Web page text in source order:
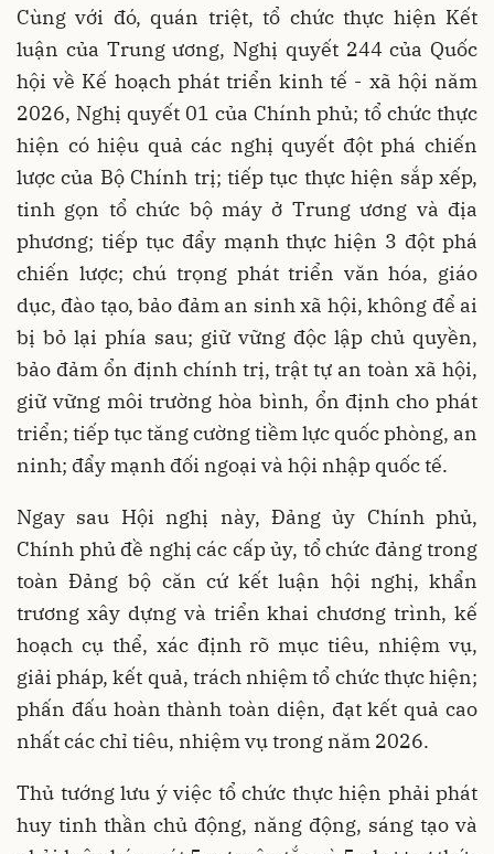
Cùng với đó, quán triệt, tổ chức thực hiện Kết
luận của Trung ương, Nghị quyết 244 của Quốc
hội về Kế hoạch phát triển kinh tế - xã hội năm
2026, Nghị quyết 01 của Chính phủ; tổ chức thực
hiện có hiệu quả các nghị quyết đột phá chiến
lược của Bộ Chính trị; tiếp tục thực hiện sắp xếp,
tinh gọn tổ chức bộ máy ở Trung ương và địa
phương; tiếp tục đẩy mạnh thực hiện 3 đột phá
chiến lược; chú trọng phát triển văn hóa, giáo
dục, đào tạo, bảo đảm an sinh xã hội, không để ai
bị bỏ lại phía sau; giữ vững độc lập chủ quyền,
bảo đảm ổn định chính trị, trật tự an toàn xã hội,
giữ vững môi trường hòa bình, ổn định cho phát
triển; tiếp tục tăng cường tiềm lực quốc phòng, an
ninh; đẩy mạnh đối ngoại và hội nhập quốc tế.
Ngay sau Hội nghị này, Đảng ủy Chính phủ,
Chính phủ đề nghị các cấp ủy, tổ chức đảng trong
toàn Đảng bộ căn cứ kết luận hội nghị, khẩn
trương xây dựng và triển khai chương trình, kế
hoạch cụ thể, xác định rõ mục tiêu, nhiệm vụ,
giải pháp, kết quả, trách nhiệm tổ chức thực hiện;
phấn đấu hoàn thành toàn diện, đạt kết quả cao
nhất các chỉ tiêu, nhiệm vụ trong năm 2026.
Thủ tướng lưu ý việc tổ chức thực hiện phải phát
huy tinh thần chủ động, năng động, sáng tạo và